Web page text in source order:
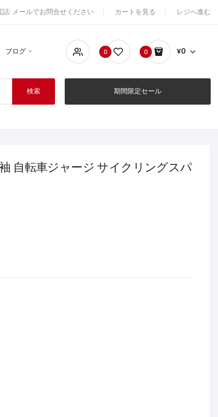
話: メールでお問合せください カートを見る レジへ進む
ブログ 0 0 ¥0
検索 期間限定セール
自転車ジャージ サイクリングスパ